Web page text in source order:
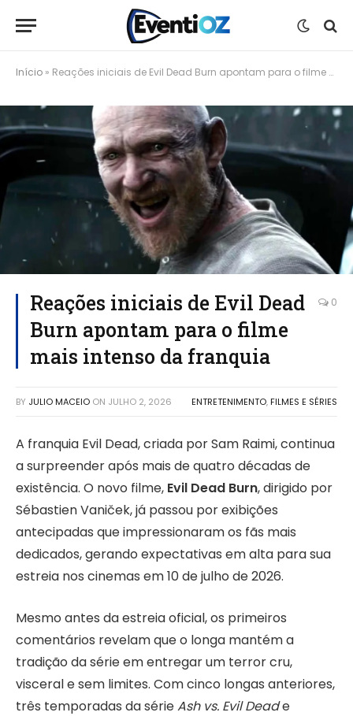
Início » Reações iniciais de Evil Dead Burn apontam para o filme mais intenso da franquia
Reações iniciais de Evil Dead
Burn apontam para o filme
mais intenso da franquia
0
BY JULIO MACEIO ON JULHO 2, 2026 ENTRETENIMENTO, FILMES E SÉRIES
A franquia Evil Dead, criada por Sam Raimi, continua
a surpreender após mais de quatro décadas de
existência. O novo filme, Evil Dead Burn, dirigido por
Sébastien Vaniček, já passou por exibições
antecipadas que impressionaram os fãs mais
dedicados, gerando expectativas em alta para sua
estreia nos cinemas em 10 de julho de 2026.
Mesmo antes da estreia oficial, os primeiros
comentários revelam que o longa mantém a
tradição da série em entregar um terror cru,
visceral e sem limites. Com cinco longas anteriores,
três temporadas da sérieAsh vs. Evil Deade